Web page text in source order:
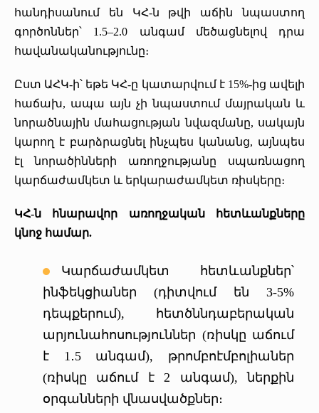
հանդիսանում են ԿՀ-ն թվի աճին նպաստող
գործոններ՝ 1.5–2.0 անգամ մեծացնելով դրա
հավանականությունը։
Ըստ ԱՀԿ-ի՝ եթե ԿՀ-ը կատարվում է 15%-ից ավելի
հաճախ, ապա այն չի նպաստում մայրական և
նորածնային մահացության նվազմանը, սակայն
կարող է բարձրացնել ինչպես կանանց, այնպես
էլ նորածինների առողջությանը սպառնացող
կարճաժամկետ և երկարաժամկետ ռիսկերը։
ԿՀ-ն հնարավոր առողջական հետևանքները
կնոջ համար.
Կարճաժամկետ հետևանքներ՝
ինֆեկցիաներ (դիտվում են 3-5%
դեպքերում), հետծննդաբերական
արյունահոսություններ (ռիսկը աճում
է 1․5 անգամ), թրոմբոէմբոլիաներ
(ռիսկը աճում է 2 անգամ), ներքին
օրգանների վնասվածքներ։